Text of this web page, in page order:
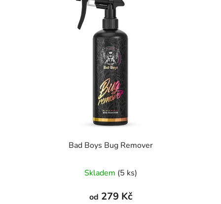
Bad Boys Bug Remover
hodnocení
produktu
Skladem (5 ks)
od 279 Kč